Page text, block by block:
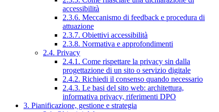
accessibilità
2.3.6. Meccanismo di feedback e procedura di
attuazione
2.3.7. Obiettivi accessibilità
2.3.8. Normativa e approfondimenti
2.4. Privacy
2.4.1. Come rispettare la privacy sin dalla
progettazione di un sito o servizio digitale
2.4.2. Richiedi il consenso quando necessario
2.4.3. Le basi del sito web: architettura,
informativa privacy, riferimenti DPO
3. Pianificazione, gestione e strategia